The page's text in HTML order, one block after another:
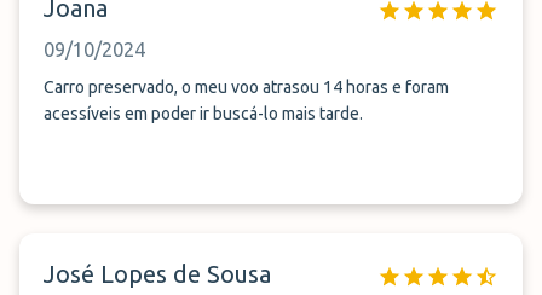
Joana
09/10/2024
Carro preservado, o meu voo atrasou 14 horas e foram
acessíveis em poder ir buscá-lo mais tarde.
José Lopes de Sousa